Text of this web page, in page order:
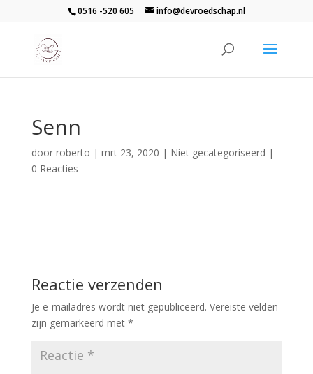
0516 -520 605 info@devroedschap.nl
Senn
door roberto | mrt 23, 2020 | Niet gecategoriseerd |
0 Reacties
Reactie verzenden
Je e-mailadres wordt niet gepubliceerd. Vereiste velden
zijn gemarkeerd met *